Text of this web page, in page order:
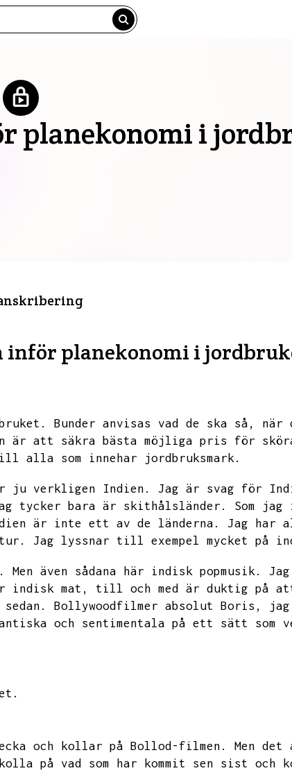
planekonomi i
inför planekonomi i
Bunder anvisas vad de ska så,
när
är att säkra bästa möjliga pris för
som innehar jordbruksmark.
ju verkligen Indien. Jag är svag för
tycker bara är skithålsländer.
Som
är inte ett av de länderna.
Jag har
Jag lyssnar till exempel mycket på
Men även sådana här indisk popmusik.
indisk mat,
till och med är duktig på
Bollywoodfilmer absolut Boris,
och sentimentala på ett sätt som
och kollar på Bollod-filmen.
Men
kolla på vad som har kommit sen sist